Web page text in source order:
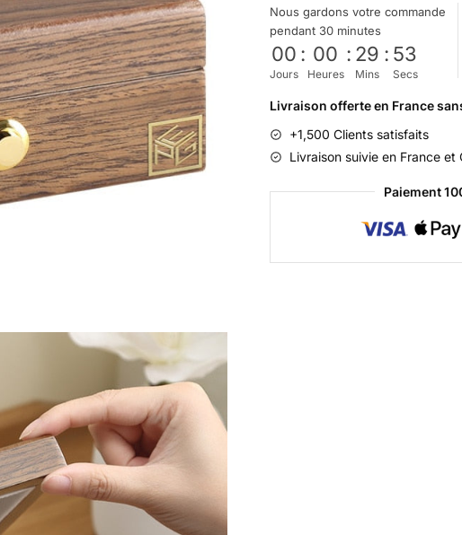
Nous gardons votre commande
pendant 30 minutes
00
Jours
: 00
Heures
: 29
Mins
: 51
Secs
Livraison offerte en France
+1,500 Clients satisfaits
Livraison suivie en France et
Paiement